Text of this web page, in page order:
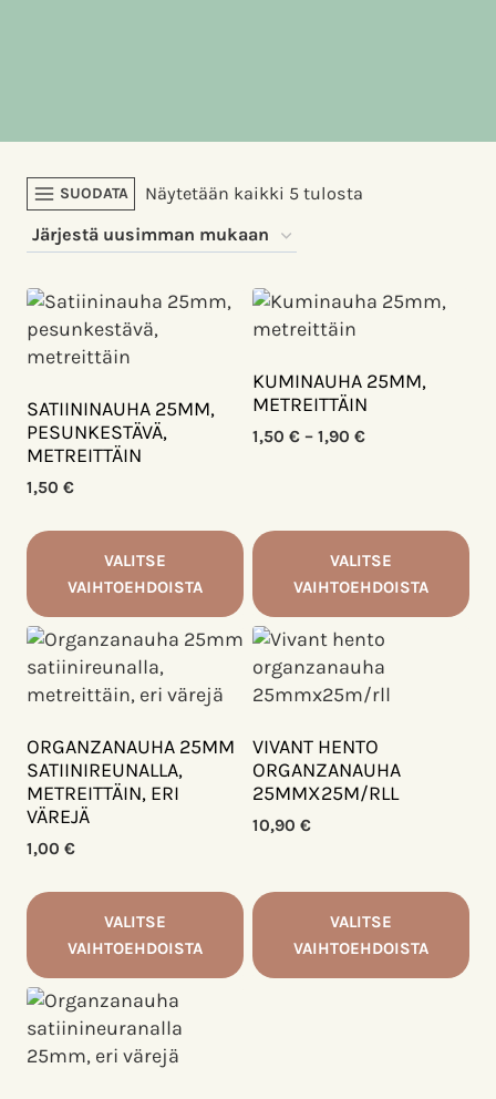
SUODATA Näytetään kaikki 5 tulosta
SATIININAUHA 25MM,
PESUNKESTÄVÄ,
METREITTÄIN
1,50 €
VALITSE
VAIHTOEHDOISTA
Tällä
tuotteella
muunnelma.
Voit
tehdä
valinnat
tuotteen
KUMINAUHA 25MM,
METREITTÄIN
1,50 € – 1,90 €Hintaluokka:
VALITSE
VAIHTOEHDOISTA
Tällä
tuotteella
on
muunnelma.
Voit
tehdä
valinnat
ORGANZANAUHA 25MM
SATIINIREUNALLA,
METREITTÄIN, ERI
VÄREJÄ
1,00 €
VALITSE
VAIHTOEHDOISTA
Tällä
tuotteella
on
VIVANT HENTO
ORGANZANAUHA
25MMX25M/RLL
10,90 €
VALITSE
VAIHTOEHDOISTA